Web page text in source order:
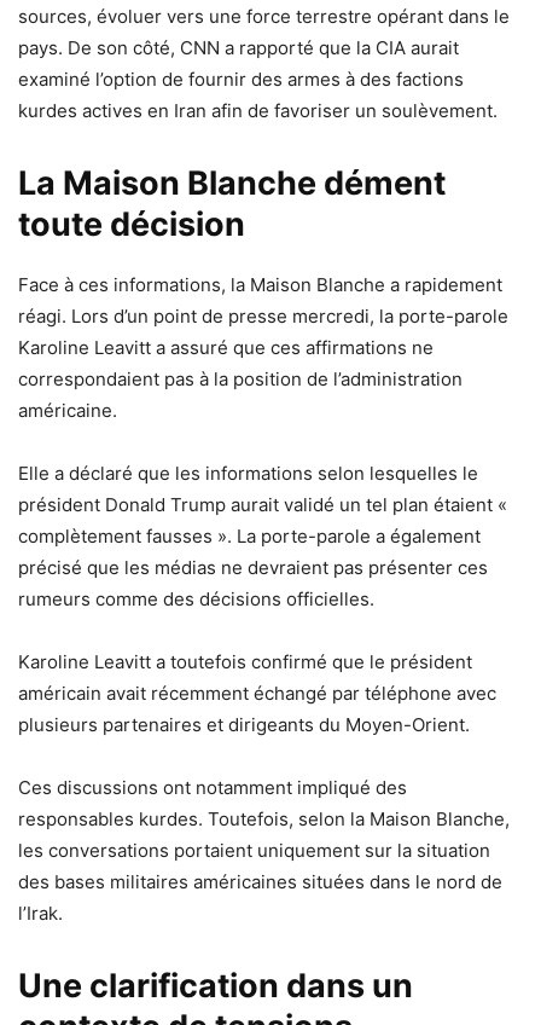
sources, évoluer vers une force terrestre opérant dans le
pays. De son côté, CNN a rapporté que la CIA aurait
examiné l’option de fournir des armes à des factions
kurdes actives en Iran afin de favoriser un soulèvement.
La Maison Blanche dément
toute décision
Face à ces informations, la Maison Blanche a rapidement
réagi. Lors d’un point de presse mercredi, la porte-parole
Karoline Leavitt a assuré que ces affirmations ne
correspondaient pas à la position de l’administration
américaine.
Elle a déclaré que les informations selon lesquelles le
président Donald Trump aurait validé un tel plan étaient «
complètement fausses ». La porte-parole a également
précisé que les médias ne devraient pas présenter ces
rumeurs comme des décisions officielles.
Karoline Leavitt a toutefois confirmé que le président
américain avait récemment échangé par téléphone avec
plusieurs partenaires et dirigeants du Moyen-Orient.
Ces discussions ont notamment impliqué des
responsables kurdes. Toutefois, selon la Maison Blanche,
les conversations portaient uniquement sur la situation
des bases militaires américaines situées dans le nord de
l’Irak.
Une clarification dans un